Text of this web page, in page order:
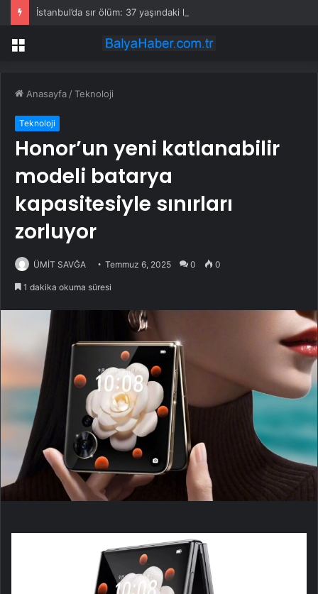
Menü
Anasayfa /Teknoloji
Teknoloji
Honor’un yeni katlanabilir
modeli batarya
kapasitesiyle sınırları
zorluyor
ÜMİT SAVĞA Temmuz 6, 2025 0 0
1 dakika okuma süresi